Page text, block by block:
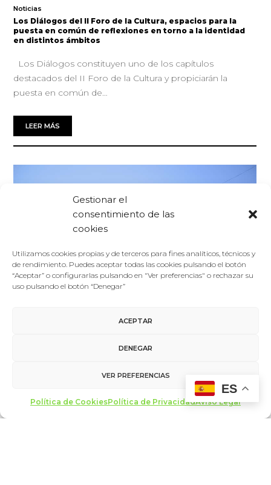
Gestionar el
consentimiento de las
cookies
Utilizamos cookies propias y de terceros para fines analíticos, técnicos y
de rendimiento. Puedes aceptar todas las cookies pulsando el botón
“Aceptar” o configurarlas pulsando en "Ver preferencias" o rechazar su
uso pulsando el botón “Denegar”
ACEPTAR
DENEGAR
VER PREFERENCIAS
Política de CookiesPolítica de PrivacidadAviso Legal
Noticias
Los Diálogos del II Foro de la Cultura, espacios para la
puesta en común de reflexiones en torno a la identidad
en distintos ámbitos
Los Diálogos constituyen uno de los capítulos
destacados del II Foro de la Cultura y propiciarán la
puesta en común de…
LEER MÁS
compartirá experiencias con Tabakalera y Centquatre
El propósito del II Foro de la Cultura de contrastar
ES